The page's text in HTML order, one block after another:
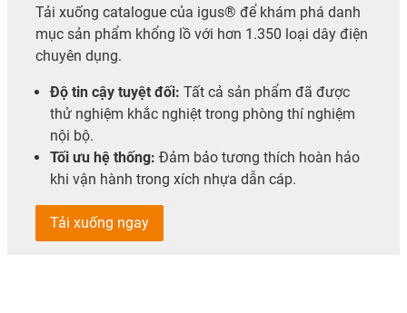
Tải xuống catalogue của igus® để khám phá danh
mục sản phẩm khổng lồ với hơn 1.350 loại dây điện
chuyên dụng.
Độ tin cậy tuyệt đối: Tất cả sản phẩm đã được
thử nghiệm khắc nghiệt trong phòng thí nghiệm
nội bộ.
Tối ưu hệ thống: Đảm bảo tương thích hoàn hảo
khi vận hành trong xích nhựa dẫn cáp.
Tải xuống ngay